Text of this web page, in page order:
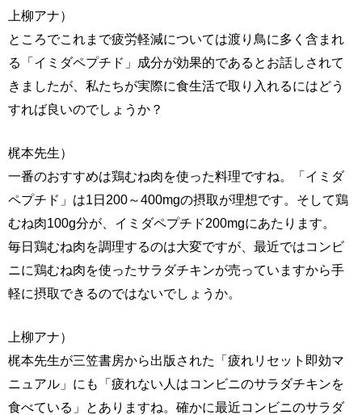
上柳アナ）
ところでこれまで疲労軽減については渡り鳥に多く含まれ
る「イミダペプチド」成分が効果的であるとお話しされて
きましたが、私たちが実際に食生活で取り入れるにはどう
すれば良いのでしょうか？
梶本先生）
一番のおすすめは鶏むね肉を使った料理ですね。「イミダ
ペプチド」は1日200～400mgの摂取が理想です。そして鶏
むね肉100g分が、イミダペプチド200mgにあたります。
毎日鶏むね肉を調理するのは大変ですが、最近ではコンビ
ニに鶏むね肉を使ったサラダチキンが売っていますから手
軽に摂取できるのではないでしょうか。
上柳アナ）
梶本先生が三笠書房から出版された「疲れリセット即効マ
ニュアル」にも「疲れない人はコンビニのサラダチキンを
食べている」とありますね。確かに最近コンビニのサラダ